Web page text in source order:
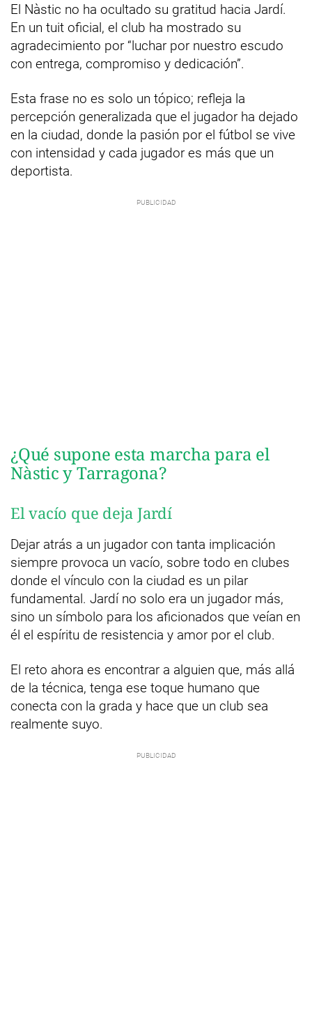
El Nàstic no ha ocultado su gratitud hacia Jardí.
En un tuit oficial, el club ha mostrado su
agradecimiento por “luchar por nuestro escudo
con entrega, compromiso y dedicación”.
Esta frase no es solo un tópico; refleja la
percepción generalizada que el jugador ha dejado
en la ciudad, donde la pasión por el fútbol se vive
con intensidad y cada jugador es más que un
deportista.
¿Qué supone esta marcha para el
Nàstic y Tarragona?
El vacío que deja Jardí
Dejar atrás a un jugador con tanta implicación
siempre provoca un vacío, sobre todo en clubes
donde el vínculo con la ciudad es un pilar
fundamental. Jardí no solo era un jugador más,
sino un símbolo para los aficionados que veían en
él el espíritu de resistencia y amor por el club.
El reto ahora es encontrar a alguien que, más allá
de la técnica, tenga ese toque humano que
conecta con la grada y hace que un club sea
realmente suyo.